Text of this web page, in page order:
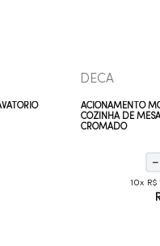
DECA
ACIONAMENTO
COZINHA DE
CROMADO
－
10 R$